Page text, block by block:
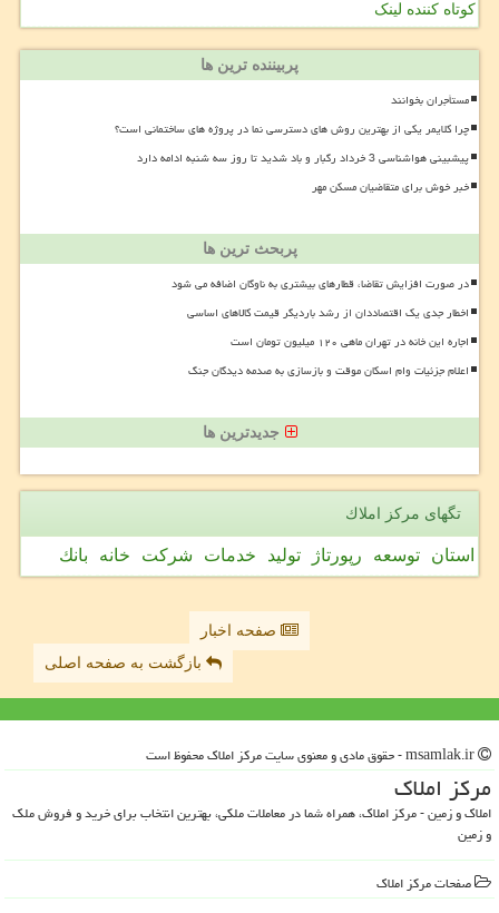
کوتاه کننده لینک
پربیننده ترین ها
مستأجران بخوانند
چرا کلایمر یکی از بهترین روش های دسترسی نما در پروژه های ساختمانی است؟
پیشبینی هواشناسی 3 خرداد رگبار و باد شدید تا روز سه شنبه ادامه دارد
خبر خوش برای متقاضیان مسکن مهر
پربحث ترین ها
در صورت افزایش تقاضا، قطارهای بیشتری به ناوگان اضافه می شود
اخطار جدی یک اقتصاددان از رشد باردیگر قیمت کالاهای اساسی
اجاره این خانه در تهران ماهی ۱۲۰ میلیون تومان است
اعلام جزئیات وام اسکان موقت و بازسازی به صدمه دیدگان جنگ
جدیدترین ها
تگهای مركز املاك
استان توسعه رپورتاژ تولید خدمات شركت خانه بانك
صفحه اخبار
بازگشت به صفحه اصلی
مركز املاك
املاک و زمین - مرکز املاک، همراه شما در معاملات ملکی، بهترین انتخاب برای خرید و فروش ملک
و زمین
صفحات مركز املاك